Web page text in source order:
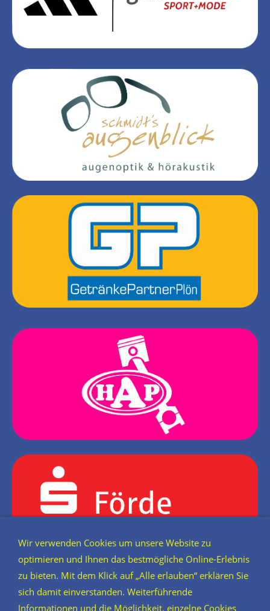
Wir verwenden Cookies um unsere Website zu
optimieren und Ihnen das bestmögliche Online-Erlebnis
zu bieten. Mit dem Klick auf „Alle erlauben“ erklären Sie
sich damit einverstanden. Weiterführende
Informationen und die Möglichkeit, einzelne Cookies